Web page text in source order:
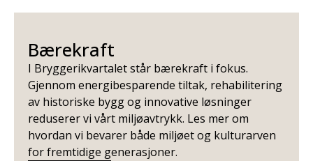
Bærekraft
I Bryggerikvartalet står bærekraft i fokus.
Gjennom energibesparende tiltak, rehabilitering
av historiske bygg og innovative løsninger
reduserer vi vårt miljøavtrykk. Les mer om
hvordan vi bevarer både miljøet og kulturarven
for fremtidige generasjoner.